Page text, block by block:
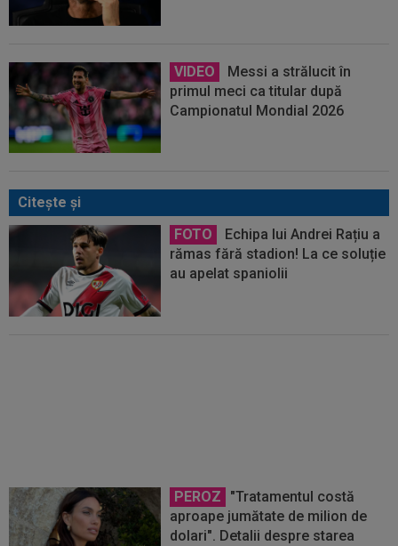
VIDEO
Messi a strălucit în
primul meci ca titular după
Campionatul Mondial 2026
Citeşte şi
FOTO
Echipa lui Andrei Rațiu a
rămas fără stadion! La ce soluție
au apelat spaniolii
PEROZ
"Tratamentul costă
aproape jumătate de milion de
dolari". Detalii despre starea